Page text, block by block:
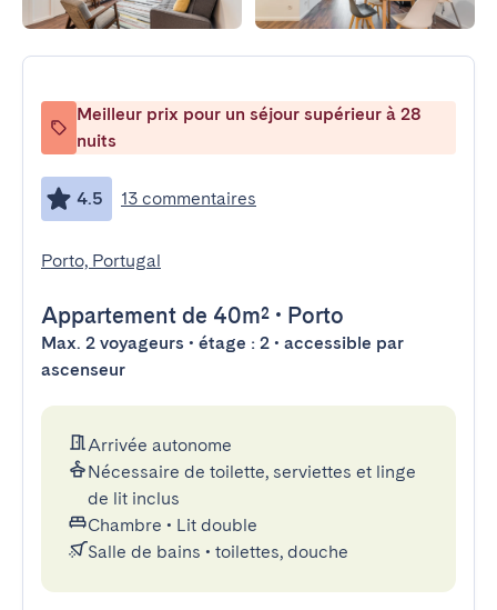
Meilleur prix pour un séjour supérieur à 28
nuits
4.5 13 commentaires
Porto, Portugal
Appartement de 40m² • Porto
Max. 2 voyageurs • étage : 2 • accessible par
ascenseur
Arrivée autonome
Nécessaire de toilette, serviettes et linge
de lit inclus
Chambre • Lit double
Salle de bains • toilettes, douche